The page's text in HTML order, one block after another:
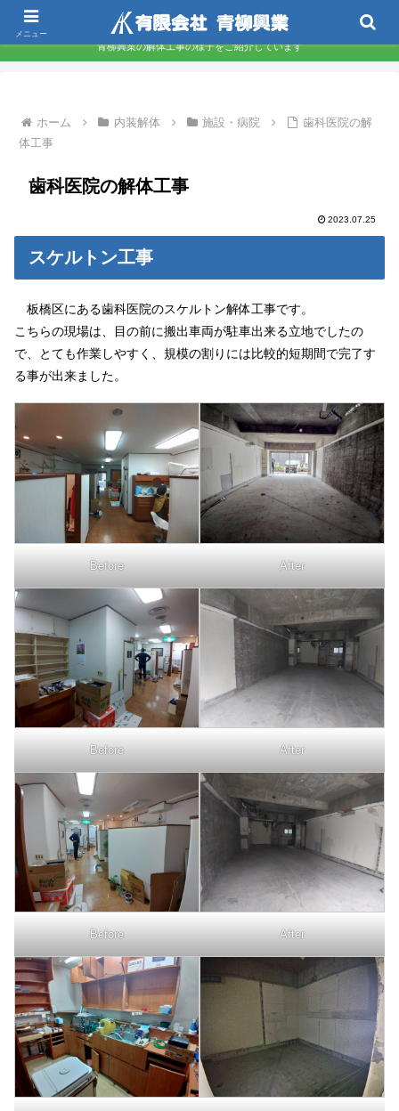
東京都墨田区 下町の解体屋さんです
青柳興業の解体工事の様子をご紹介しています
ホーム 内装解体 施設・病院
歯科医院の解
体工事
歯科医院の解体工事
2023.07.25
スケルトン工事
板橋区にある歯科医院のスケルトン解体工事です。
こちらの現場は、目の前に搬出車両が駐車出来る立地でしたの
で、とても作業しやすく、規模の割りには比較的短期間で完了す
る事が出来ました。
Before After
Before After
Before After
メニュー